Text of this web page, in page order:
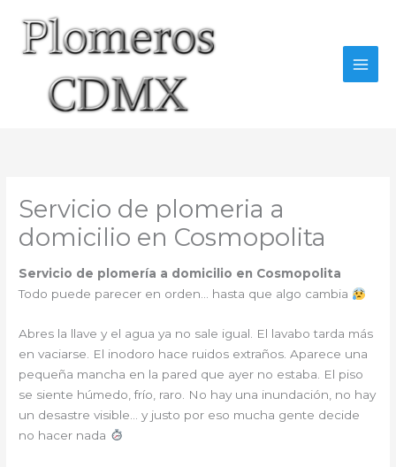
contenido
Servicio de plomeria a
domicilio en Cosmopolita
Servicio de plomería a domicilio en Cosmopolita
Todo puede parecer en orden… hasta que algo cambia
Abres la llave y el agua ya no sale igual. El lavabo tarda más
en vaciarse. El inodoro hace ruidos extraños. Aparece una
pequeña mancha en la pared que ayer no estaba. El piso
se siente húmedo, frío, raro. No hay una inundación, no hay
un desastre visible… y justo por eso mucha gente decide
no hacer nada